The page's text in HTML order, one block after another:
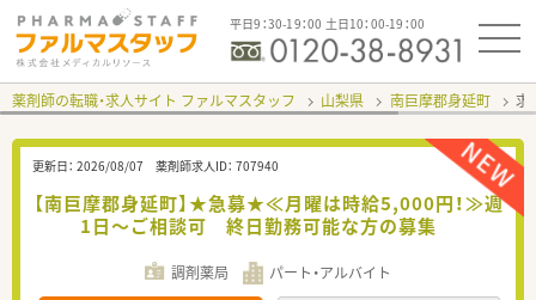
平日9：30-19：00 土日10：00-19：00
薬剤師の転職・求人サイト ファルマスタッフ 山梨県 南巨摩郡身延町 求
更新日： 2026/08/07 薬剤師求人ID： 707940
【南巨摩郡身延町】★急募★≪月曜は時給5,000円！≫週
1日～ご相談可 終日勤務可能な方の募集
調剤薬局 パート・アルバイト